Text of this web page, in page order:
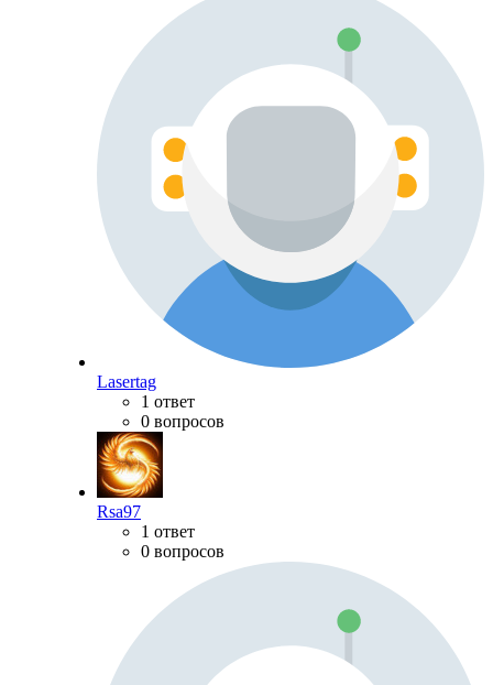
Lasertag
1 ответ
0 вопросов
Rsa97
1 ответ
0 вопросов